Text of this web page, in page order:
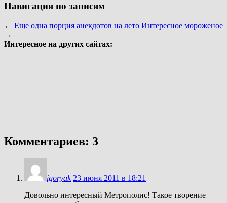
Навигация по записям
← Еще одна порция анекдотов на лето Интересное мороженое
→
Интересное на других сайтах:
Комментариев: 3
igoryak 23 июня 2011 в 18:21
Довольно интересный Метрополис! Такое творение